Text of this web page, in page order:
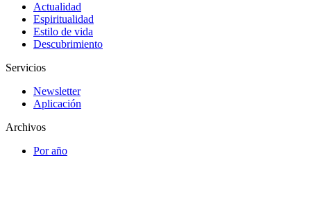
Actualidad
Espiritualidad
Estilo de vida
Descubrimiento
Servicios
Newsletter
Aplicación
Archivos
Por año